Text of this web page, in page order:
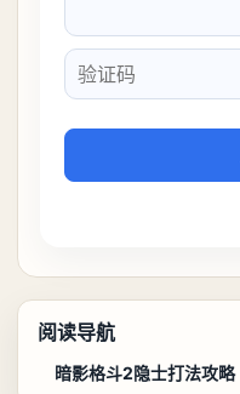
验证码
阅读导航
暗影格斗2隐士打法攻略